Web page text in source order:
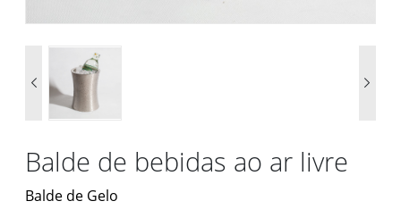
 
Balde de bebidas ao ar livre
Balde de Gelo